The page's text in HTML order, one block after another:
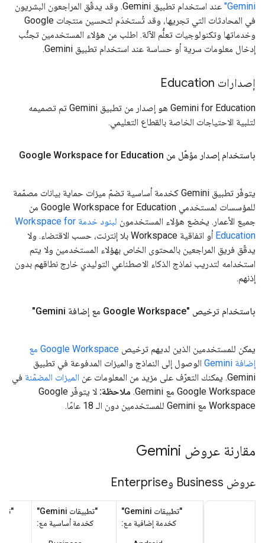
Gemini"
عند استخدام تطبيق Gemini. وقد يدقّق المراجعون البشريون
في المحادثات التي تجريها، وقد تُستخدَم لتحسين منتجات Google
وخدماتها وتكنولوجيات تعلُّم الآلة. اطلب من هؤلاء المستخدمين تجنُّب
إدخال معلومات سرية أو حساسة عند استخدام تطبيق Gemini.
إصدارات Education
‫Gemini for Education هو إصدار من تطبيق Gemini تم تصميمه
لتلبية الاحتياجات الخاصة بالقطاع التعليمي.
باستخدام إصدار مؤهّل من Google Workspace for Education
يتوفّر تطبيق Gemini كخدمة أساسية تضمّ ميزات حماية بيانات مصمّمة
للمؤسسات لمستخدمي Google Workspace for Education من
جميع الأعمار. يخضع هؤلاء المستخدمون
لبنود خدمة Workspace for
Education
أو اتفاقية Workspace بلا إنترنت، حسب الاقتضاء. ولا
يدقّق فريق المراجعين بالمحتوى الخاص بهؤلاء المستخدمين ولا يتم
استخدامه لتدريب نماذج الذكاء الاصطناعي التوليدي خارج نطاقهم بدون
إذنهم.
باستخدام ترخيص "Google Workspace مع إضافة Gemini"
يمكن للمستخدمين الذين لديهم ترخيص
Google Workspace مع
إضافة Gemini
الوصول إلى النماذج والميزات المدفوعة في تطبيق
Gemini. يمكنك التعرّف على مزيد من المعلومات عن
الميزات المضمّنة في
Google Workspace مع Gemini.
ملاحظة:
لا يتوفّر Google
Workspace مع Gemini للمستخدمين دون الـ 18 عامًا.
مقارنة عروض Gemini
عروض Business وEnterprise
"تطبيقات Gemini"
كخدمة إضافية مع:
"تطبيقات Gemini"
كخدمة أساسية مع: